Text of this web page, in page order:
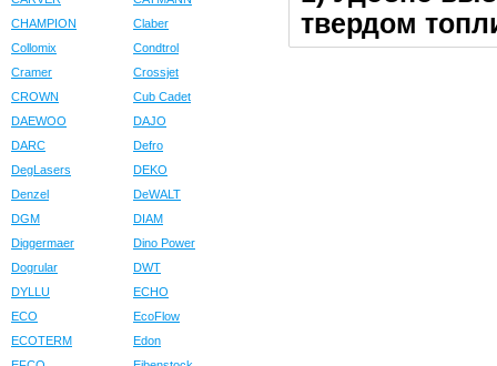
CHAMPION
Claber
Collomix
Condtrol
Cramer
Crossjet
CROWN
Cub Cadet
DAEWOO
DAJO
DARC
Defro
DegLasers
DEKO
Denzel
DeWALT
DGM
DIAM
Diggermaer
Dino Power
Dogrular
DWT
DYLLU
ECHO
ECO
EcoFlow
ECOTERM
Edon
твердом